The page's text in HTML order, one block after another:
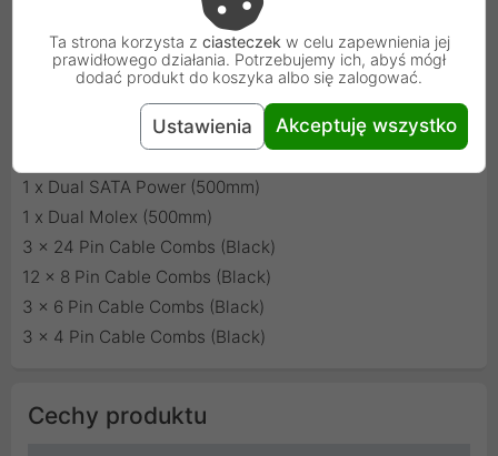
1 x 24 Pin ATX (600mm)
1 x 8 Pin EPS (700mm)
1 x 4+4 Pin EPS (700mm)
1 x 6 Pin PCI-e (600mm)
1 x Dual SATA Power (500mm)
1 x Dual Molex (500mm)
3 x 24 Pin Cable Combs (Black)
12 x 8 Pin Cable Combs (Black)
3 x 6 Pin Cable Combs (Black)
3 x 4 Pin Cable Combs (Black)
Cechy produktu
Ta strona korzysta z ciasteczek w celu zapewnienia jej
prawidłowego działania. Potrzebujemy ich, abyś mógł
dodać produkt do koszyka albo się zalogować.
Ustawienia Akceptuję wszystko